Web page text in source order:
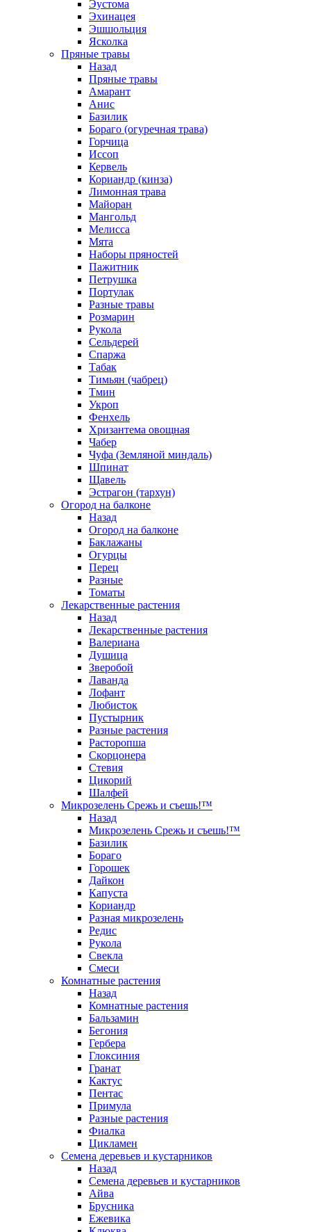
Эустома
Эхинацея
Эшшольция
Ясколка
Пряные травы
Назад
Пряные травы
Амарант
Анис
Базилик
Бораго (огуречная трава)
Горчица
Иссоп
Кервель
Кориандр (кинза)
Лимонная трава
Майоран
Мангольд
Мелисса
Мята
Наборы пряностей
Пажитник
Петрушка
Портулак
Разные травы
Розмарин
Рукола
Сельдерей
Спаржа
Табак
Тимьян (чабрец)
Тмин
Укроп
Фенхель
Хризантема овощная
Чабер
Чуфа (Земляной миндаль)
Шпинат
Щавель
Эстрагон (тархун)
Огород на балконе
Назад
Огород на балконе
Баклажаны
Огурцы
Перец
Разные
Томаты
Лекарственные растения
Назад
Лекарственные растения
Валериана
Душица
Зверобой
Лаванда
Лофант
Любисток
Пустырник
Разные растения
Расторопша
Скорцонера
Стевия
Цикорий
Шалфей
Микрозелень Срежь и съешь!™
Назад
Микрозелень Срежь и съешь!™
Базилик
Бораго
Горошек
Дайкон
Капуста
Кориандр
Разная микрозелень
Редис
Рукола
Свекла
Смеси
Комнатные растения
Назад
Комнатные растения
Бальзамин
Бегония
Гербера
Глоксиния
Гранат
Кактус
Пентас
Примула
Разные растения
Фиалка
Цикламен
Семена деревьев и кустарников
Назад
Семена деревьев и кустарников
Айва
Брусника
Ежевика